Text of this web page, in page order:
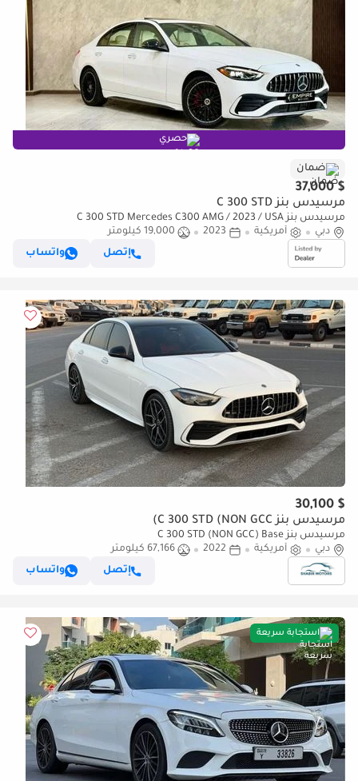
حصري
ضمان
$ 37,000
مرسيدس بنز C 300 STD
مرسيدس بنز C 300 STD Mercedes C300 AMG / 2023 / USA
دبي
أمريكية 2023
19,000 كيلومتر
إتصل
واتساب
$ 30,100
مرسيدس بنز C 300 STD (NON GCC)
مرسيدس بنز C 300 STD (NON GCC) Base
دبي
أمريكية 2022
67,166 كيلومتر
إتصل
واتساب
استجابة سريعة